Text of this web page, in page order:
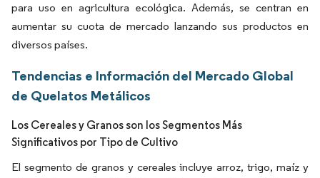
para uso en agricultura ecológica. Además, se centran en
aumentar su cuota de mercado lanzando sus productos en
diversos países.
Tendencias e Información del Mercado Global
de Quelatos Metálicos
Los Cereales y Granos son los Segmentos Más
Significativos por Tipo de Cultivo
El segmento de granos y cereales incluye arroz, trigo, maíz y